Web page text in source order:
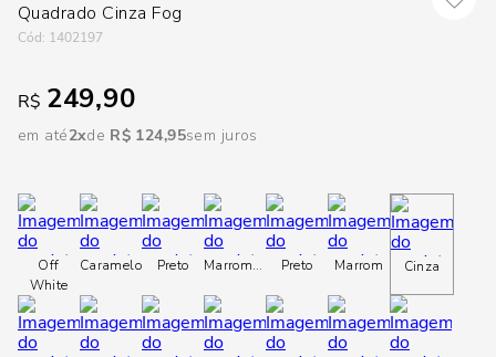
Quadrado Cinza Fog
: 1402197
R$ 249,90
em até2 R$ 124,95sem juros
Off
White
Caramelo Preto Marrom
Marrom
Preto Marrom Cinza